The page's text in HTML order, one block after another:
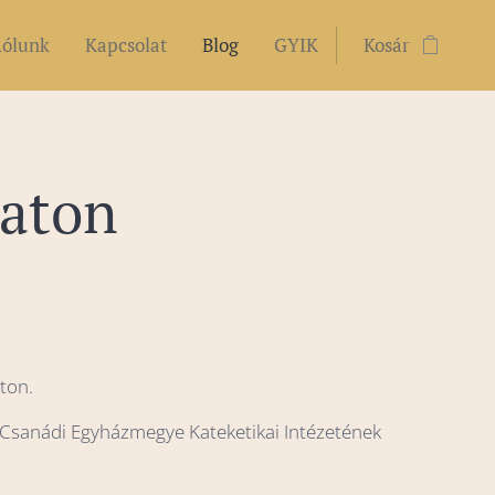
Kapcsolat Blog GYIK Kosár
Egyházmegye Kateketikai Intézetének